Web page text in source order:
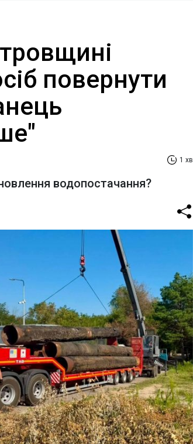
повернути
1 хв
водопостачання?